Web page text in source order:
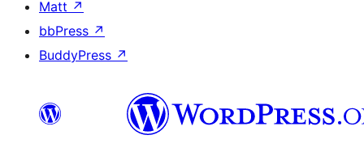
Matt ↗
bbPress ↗
BuddyPress ↗